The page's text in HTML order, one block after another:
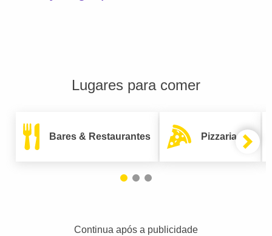
Lugares para comer
Bares & Restaurantes Pizzarias
Continua após a publicidade